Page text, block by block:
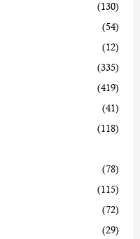
(130)
(54)
(12)
(335)
(419)
(41)
(118)
(78)
(115)
(72)
(29)